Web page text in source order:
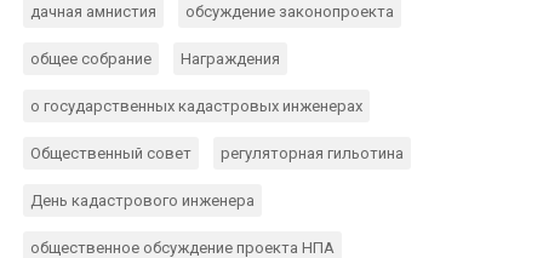
дачная амнистия обсуждение законопроекта
общее собрание Награждения
о государственных кадастровых инженерах
Общественный совет регуляторная гильотина
День кадастрового инженера
общественное обсуждение проекта НПА